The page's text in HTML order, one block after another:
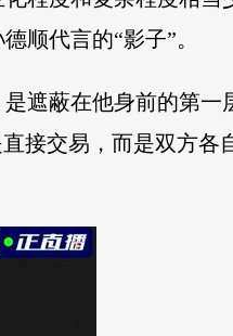
顺代言的“影子”。
遮蔽在他身前的第一
接交易，而是双方各